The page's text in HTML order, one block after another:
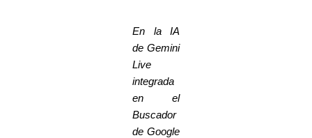
En la IA
de Gemini
Live
integrada
en el
Buscador
de Google